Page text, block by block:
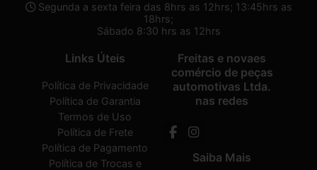
Segunda a sexta feira das 8hrs as 12hrs; 13:45hrs as
18hrs;
Sábado 8:30 hrs as 12hrs
Links Úteis
Política de Privacidade
Política de Garantia
Termos de Uso
Política de Frete
Política de Pagamento
Política de Trocas e
Freitas e novaes
comércio de peças
automotivas Ltda.
nas redes
Saiba Mais